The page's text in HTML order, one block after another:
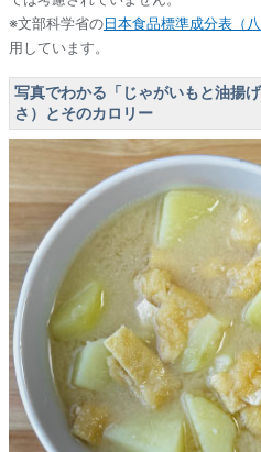
※文部科学省の日本食品標準成分表（
用しています。
写真でわかる「じゃがいもと油揚
さ）とそのカロリー